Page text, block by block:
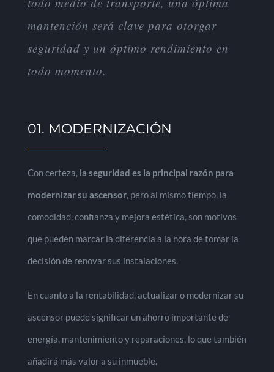
mantención será clave para otorgar
seguridad y un óptimo rendimiento en
todo momento.
01. MODERNIZACIÓN
Con certeza, la seguridad es la principal razón para
modernizar su ascensor, pero al mismo tiempo, la
comodidad, confianza y mejora estética, son motivos
que pueden marcar la diferencia a la hora de tomar la
decisión de renovar sus instalaciones.
En cuanto a la rentabilidad, actualizar o modernizar su
ascensor puede significar un ahorro importante de
energía, mantenimiento y reparaciones, lo que también
añadirá más valor a su inmueble.